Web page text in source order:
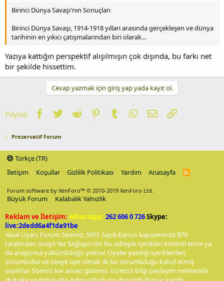
Birinci Dünya Savaşı'nın Sonuçları
Birinci Dünya Savaşı, 1914-1918 yılları arasında gerçekleşen ve dünya
tarihinin en yıkıcı çatışmalarından biri olarak...
Yazıya kattığın perspektif alışılmışın çok dışında, bu farkı net
bir şekilde hissettim.
Cevap yazmak için giriş yap yada kayıt ol.
Paylaş: Facebook
TwitterReddit PinterestTumblrWhatsApp
E-postaLink
Prezervatif Forum
Türkçe (TR)
İletişim
Koşullar Gizlilik Politikası Yardım Anasayfa
R
Forum software by XenForo™ © 2010-2019 XenForo Ltd.
Büyük Forum
Kalabalık Yalnızlık
Reklam ve İletişim: Whatsapp: 262 606 0 726Skype:
live:2dedd6a4f1da91be
Yasal Uyarı: Forum Sitemiz; 5651 Sayılı Kanun kapsamında BTK
tarafından onaylı Yer Sağlayıcı'dır. Bu sebeple içerikleri kontrol etme ya
da araştırma yükümlülüğü yoktur. Üyeler yazdığı içeriklerden
sorumludur ve siteye üye olmak ile bu sorumluluğu kabul etmiş
sayılırlar. Sitemiz kar amacı gütmez, ücretsiz bilgi paylaşım merkezidir.